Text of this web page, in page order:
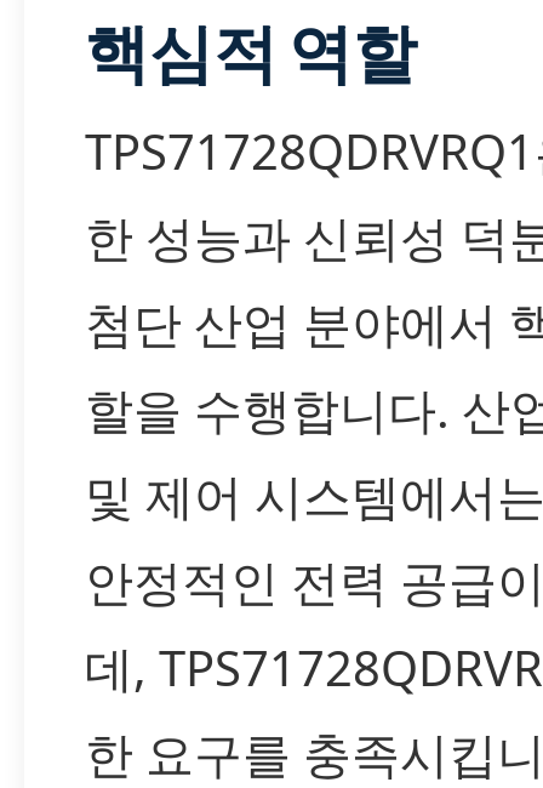
핵심적 역할
한 성능과 신뢰성 덕
첨단 산업 분야에서
할을 수행합니다. 산
및 제어 시스템에서
안정적인 전력 공급
데,
한 요구를 충족시킵